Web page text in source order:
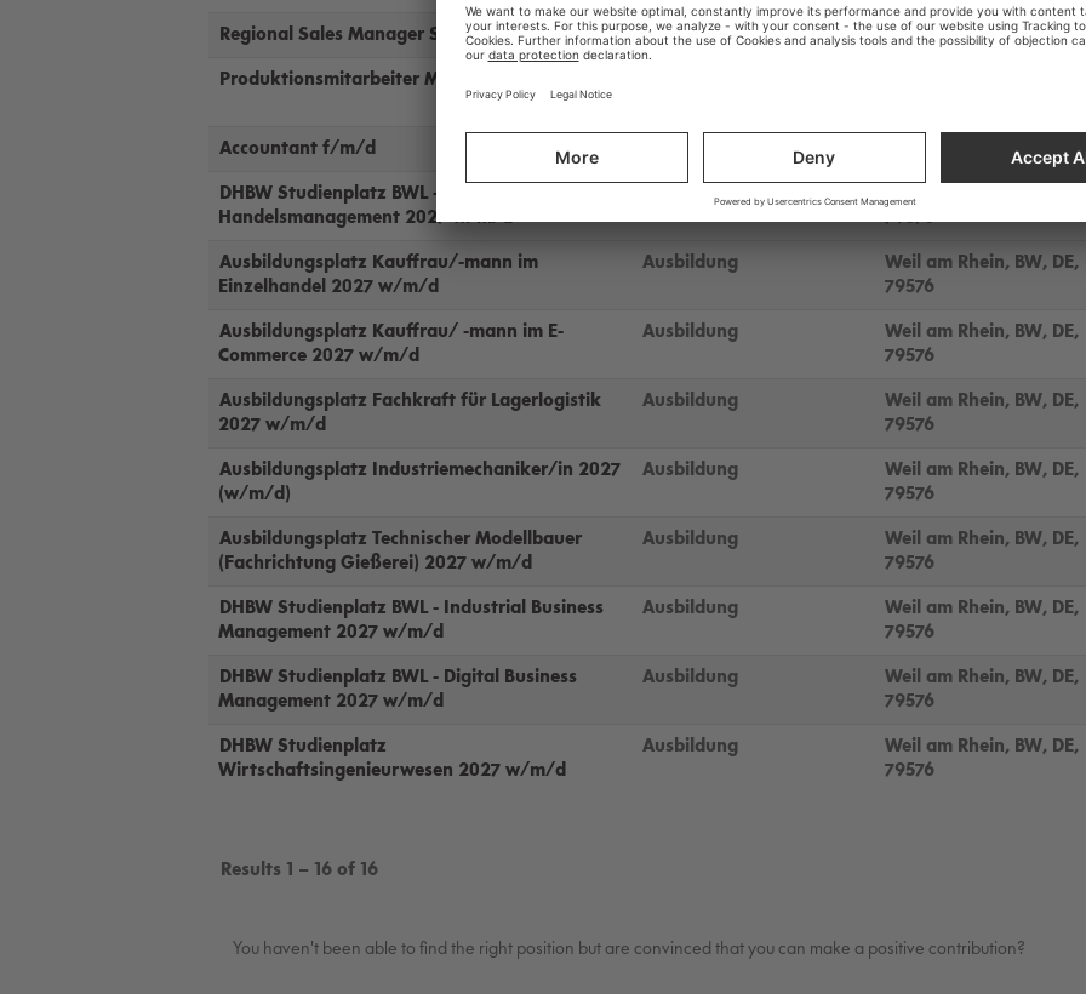
Regional Sales Manager Suisse romande f/h/d Sales Lausanne, GE, CH, 1000
Produktionsmitarbeiter Montage w/m/d
Accountant f/m/d Praha, PR, CZ, 186 00
DHBW Studienplatz BWL -
Handelsmanagement 2027 w/m/d
Ausbildungsplatz Kauffrau/-mann im
Einzelhandel 2027 w/m/d
Ausbildung
Weil am Rhein, BW, DE,
79576
Ausbildungsplatz Kauffrau/ -mann im E-
Commerce 2027 w/m/d
Ausbildung
Weil am Rhein, BW, DE,
79576
Ausbildungsplatz Fachkraft für Lagerlogistik
2027 w/m/d
Ausbildung
Weil am Rhein, BW, DE,
79576
Ausbildungsplatz Industriemechaniker/in 2027
(w/m/d)
Ausbildung
Weil am Rhein, BW, DE,
79576
Ausbildungsplatz Technischer Modellbauer
(Fachrichtung Gießerei) 2027 w/m/d
Ausbildung
Weil am Rhein, BW, DE,
79576
DHBW Studienplatz BWL - Industrial Business
Management 2027 w/m/d
Ausbildung
Weil am Rhein, BW, DE,
79576
DHBW Studienplatz BWL - Digital Business
Management 2027 w/m/d
Ausbildung
Weil am Rhein, BW, DE,
79576
DHBW Studienplatz
Wirtschaftsingenieurwesen 2027 w/m/d
Ausbildung
Weil am Rhein, BW, DE,
79576
Results 1 – 16 of 16
You haven't been able to find the right position but are convinced that you can make a positive contribution?